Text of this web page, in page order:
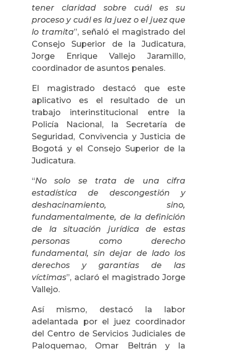
tener claridad sobre cuál es su
proceso y cuál es la juez o el juez que
lo tramita”, señaló el magistrado del
Consejo Superior de la Judicatura,
Jorge Enrique Vallejo Jaramillo,
coordinador de asuntos penales.
El magistrado destacó que este
aplicativo es el resultado de un
trabajo interinstitucional entre la
Policía Nacional, la Secretaría de
Seguridad, Convivencia y Justicia de
Bogotá y el Consejo Superior de la
Judicatura.
“No solo se trata de una cifra
estadística de descongestión y
deshacinamiento, sino,
fundamentalmente, de la definición
de la situación jurídica de estas
personas como derecho
fundamental, sin dejar de lado los
derechos y garantías de las
víctimas”, aclaró el magistrado Jorge
Vallejo.
Así mismo, destacó la labor
adelantada por el juez coordinador
del Centro de Servicios Judiciales de
Paloquemao, Omar Beltrán y la